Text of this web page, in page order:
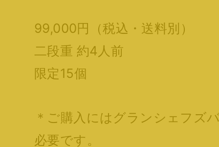
99,000円（税込・送料別）
二段重 約4人前
限定15個
＊ご購入にはグランシェフズ
必要です。